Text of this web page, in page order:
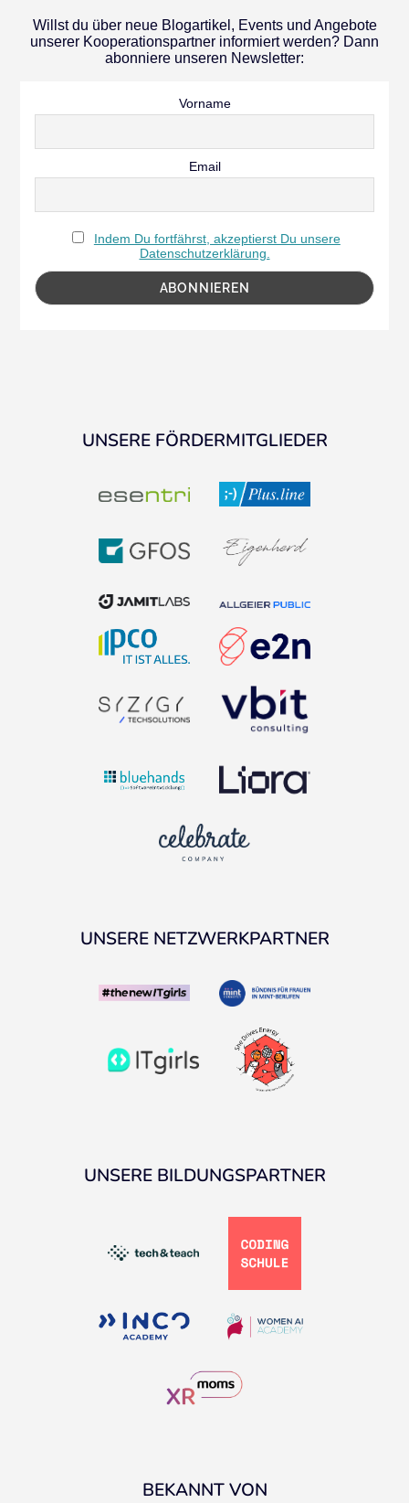
Willst du über neue Blogartikel, Events und Angebote
unserer Kooperationspartner informiert werden? Dann
abonniere unseren Newsletter:
Vorname
Email
Indem Du fortfährst, akzeptierst Du unsere
Datenschutzerklärung.
UNSERE FÖRDERMITGLIEDER
UNSERE NETZWERKPARTNER
UNSERE BILDUNGSPARTNER
BEKANNT VON